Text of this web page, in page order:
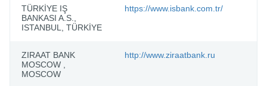
TÜRKİYE IŞ
BANKASI A.S.,
ISTANBUL, TÜRKİYE
https://www.isbank.com.tr/
ZIRAAT BANK
MOSCOW ,
MOSCOW
http://www.ziraatbank.ru